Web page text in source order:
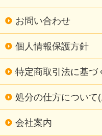
お問い合わせ
個人情報保護方針
特定商取引法に基づ
処分の仕方について
会社案内